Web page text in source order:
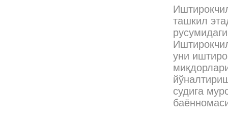
ташкил
уни
судига